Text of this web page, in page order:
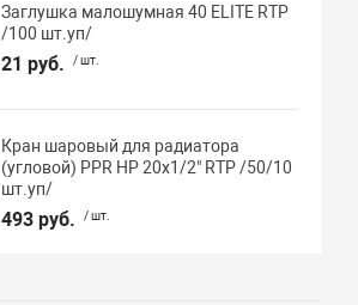
Заглушка малошумная 40 ELITE RTP
/100 шт.уп/
21 руб. / шт.
Кран шаровый для радиатора
(угловой) PPR НР 20х1/2" RTP /50/10
шт.уп/
493 руб. / шт.